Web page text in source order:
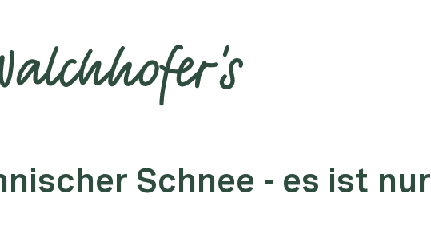
Schnee - es ist nur